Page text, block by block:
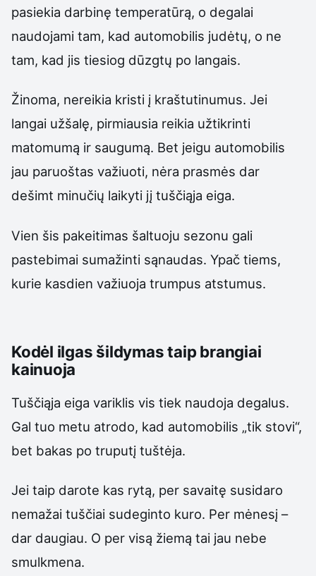
pasiekia darbinę temperatūrą, o degalai
naudojami tam, kad automobilis judėtų, o ne
tam, kad jis tiesiog dūzgtų po langais.
Žinoma, nereikia kristi į kraštutinumus. Jei
langai užšalę, pirmiausia reikia užtikrinti
matomumą ir saugumą. Bet jeigu automobilis
jau paruoštas važiuoti, nėra prasmės dar
dešimt minučių laikyti jį tuščiąja eiga.
Vien šis pakeitimas šaltuoju sezonu gali
pastebimai sumažinti sąnaudas. Ypač tiems,
kurie kasdien važiuoja trumpus atstumus.
Kodėl ilgas šildymas taip brangiai
kainuoja
Tuščiąja eiga variklis vis tiek naudoja degalus.
Gal tuo metu atrodo, kad automobilis „tik stovi“,
bet bakas po truputį tuštėja.
Jei taip darote kas rytą, per savaitę susidaro
nemažai tuščiai sudeginto kuro. Per mėnesį –
dar daugiau. O per visą žiemą tai jau nebe
smulkmena.